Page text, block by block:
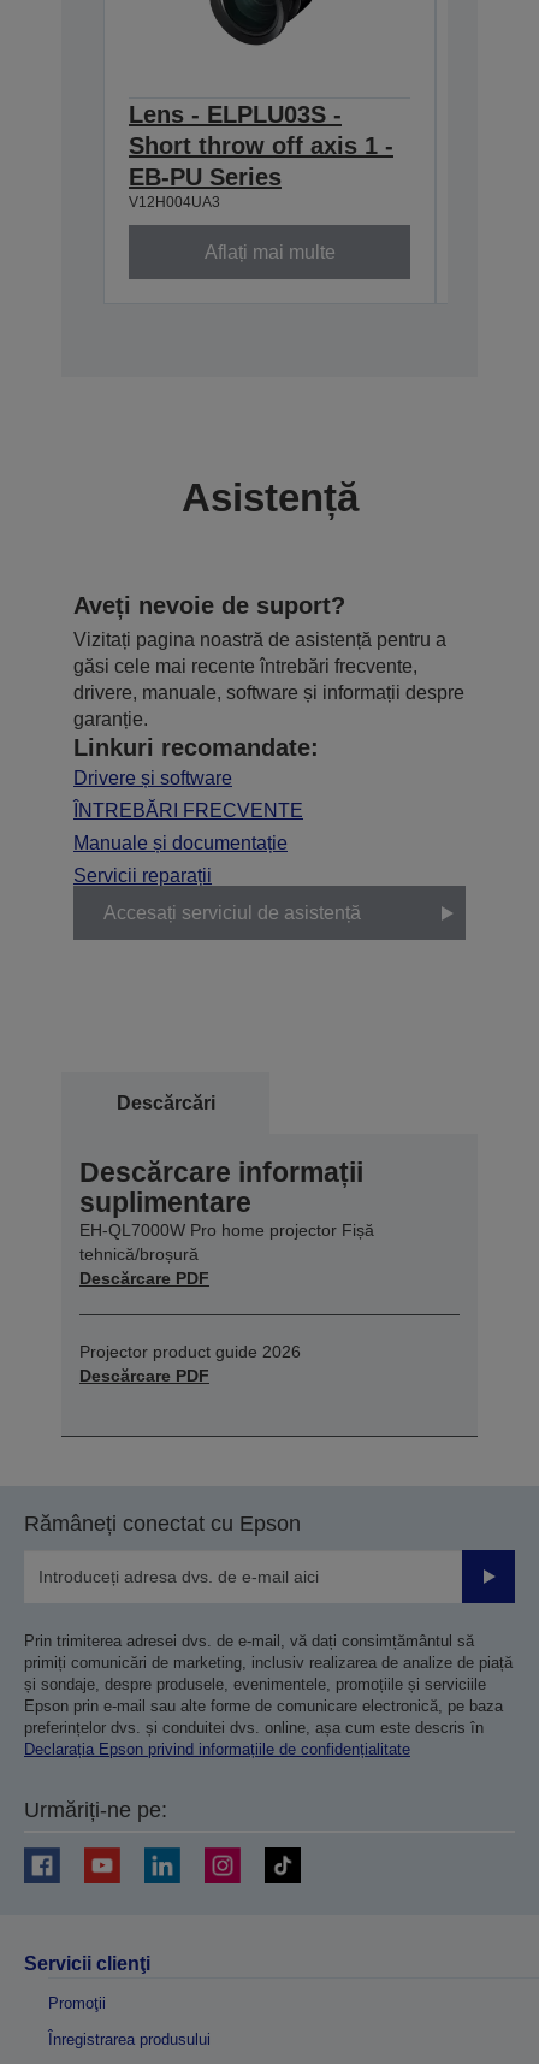
Lens - ELPLU03S -
Short throw off axis 1 -
EB-PU Series
V12H004UA3
Aflați mai multe
Asistență
Aveți nevoie de suport?
Vizitați pagina noastră de asistență pentru a
găsi cele mai recente întrebări frecvente,
drivere, manuale, software și informații despre
garanție.
Linkuri recomandate:
Drivere și software
ÎNTREBĂRI FRECVENTE
Manuale și documentație
Servicii reparații
Accesați serviciul de asistență
Descărcări
Descărcare informații
suplimentare
EH-QL7000W Pro home projector Fișă
tehnică/broșură
Descărcare PDF
Projector product guide 2026
Descărcare PDF
Rămâneți conectat cu Epson
Prin trimiterea adresei dvs. de e-mail, vă dați consimțământul să
primiți comunicări de marketing, inclusiv realizarea de analize de piață
și sondaje, despre produsele, evenimentele, promoțiile și serviciile
Epson prin e-mail sau alte forme de comunicare electronică, pe baza
preferințelor dvs. și conduitei dvs. online, așa cum este descris în
Declarația Epson privind informațiile de confidențialitate
Urmăriți-ne pe:
Servicii clienţi
Promoţii
Înregistrarea produsului